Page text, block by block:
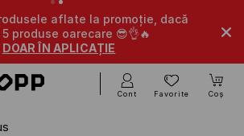
aflate la promoție, dacă
produse oarecare 😎👌🔥
DOAR ÎN APLICAȚIE
Cont Favorite Coș